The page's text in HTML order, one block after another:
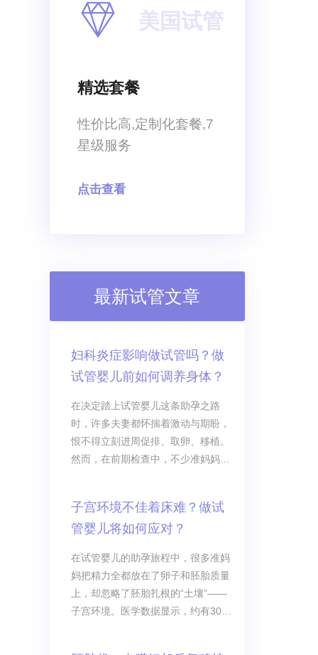
该如何选择，这是大多数患者想要了
解的，毕竟大家在选择医生的时候选
美国试管
精选套餐
性价比高,定制化套餐,7
星级服务
点击查看
最新试管文章
妇科炎症影响做试管吗？做
试管婴儿前如何调养身体？
在决定踏上试管婴儿这条助孕之路
时，许多夫妻都怀揣着激动与期盼，
恨不得立刻进周促排、取卵、移植。
然而，在前期检查中，不少准妈妈被
鼓：妇科炎症影响做试管吗？是不是
要推迟计划？
子宫环境不佳着床难？做试
管婴儿将如何应对？
在试管婴儿的助孕旅程中，很多准妈
妈把精力全都放在了卵子和胚胎质量
上，却忽略了胚胎扎根的“土壤”——
子宫环境。医学数据显示，约有30%